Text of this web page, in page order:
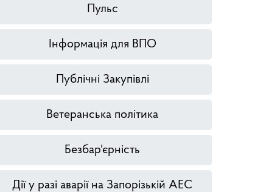
Пульс
Інформація для ВПО
Публічні Закупівлі
Ветеранська політика
Безбар'єрність
Дії у разі аварії на Запорізькій АЕС